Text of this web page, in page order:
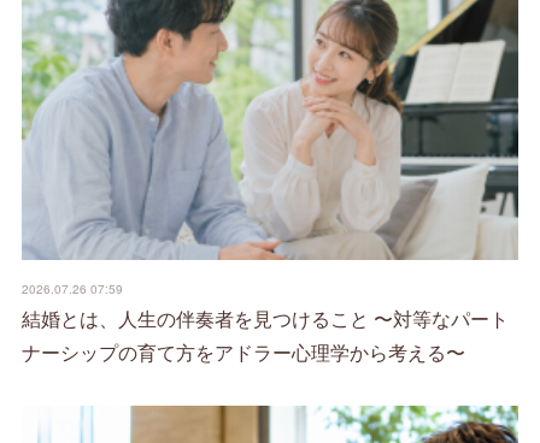
2026.07.26 07:59
結婚とは、人生の伴奏者を見つけること 〜対等なパート
ナーシップの育て方をアドラー心理学から考える〜